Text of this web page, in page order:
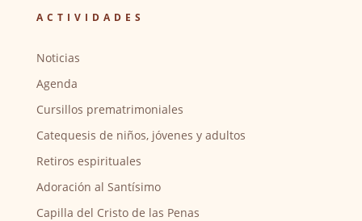
ACTIVIDADES
Noticias
Agenda
Cursillos prematrimoniales
Catequesis de niños, jóvenes y adultos
Retiros espirituales
Adoración al Santísimo
Capilla del Cristo de las Penas